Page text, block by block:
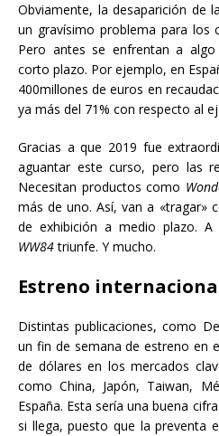
Obviamente, la desaparición de
un gravísimo problema para los
Pero antes se enfrentan a
corto plazo. Por ejemplo, en
400millones de euros en
ya más del 71% con respecto al
Gracias a que 2019 fue
aguantar este curso, pero las
Necesitan productos como
más de uno. Así, van a «tragar»
de exhibición a medio plazo.
WW84triunfe. Y mucho.
Estreno
Distintas publicaciones, como
un fin de semana de estreno en
de dólares en los mercados
como China, Japón, Taiwan,
España. Esta sería una buena
si llega, puesto que la preventa